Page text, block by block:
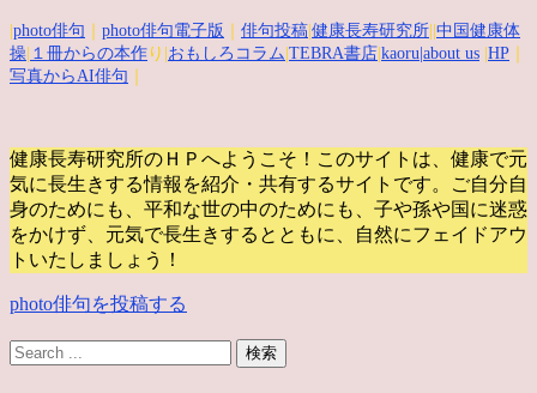
photo俳句 photo俳句電子版 俳句投稿 健康長寿研究所 中国健康体
操 １冊からの本作 り| おもしろコラム TEBRA書店 kaoru |about us HP
写真からAI俳句
健康長寿研究所のＨＰへようこそ！このサイトは、健康で元
気に長生きする情報を紹介・共有するサイトです。
ご自分自
身のためにも、平和な世の中のためにも、子や孫や国に迷惑
をかけず、元気で長生きするとともに、自然にフェイドアウ
トいたしましょう！
photo俳句を投稿する